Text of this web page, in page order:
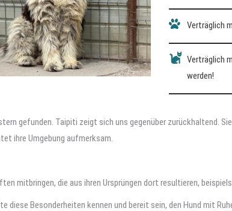
Verträglich
Verträglich
werden!
gefunden. Taipiti zeigt sich uns gegenüber zurückhaltend.
ihre Umgebung aufmerksam.
mitbringen, die aus ihren Ursprüngen dort resultieren,
Besonderheiten kennen und bereit sein, den Hund mit